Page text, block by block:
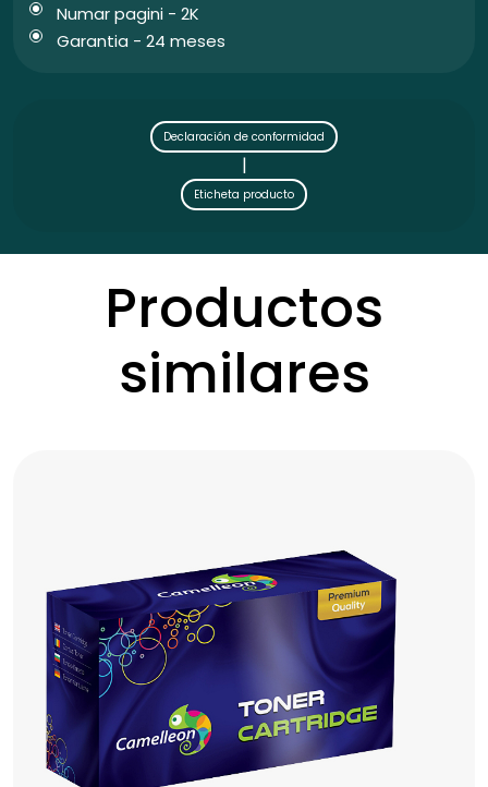
Numar pagini - 2K
Garantia - 24 meses
Declaración de conformidad
|
Eticheta producto
Productos
similares